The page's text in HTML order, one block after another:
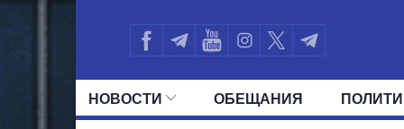
НОВОСТИ ОБЕЩАНИЯ